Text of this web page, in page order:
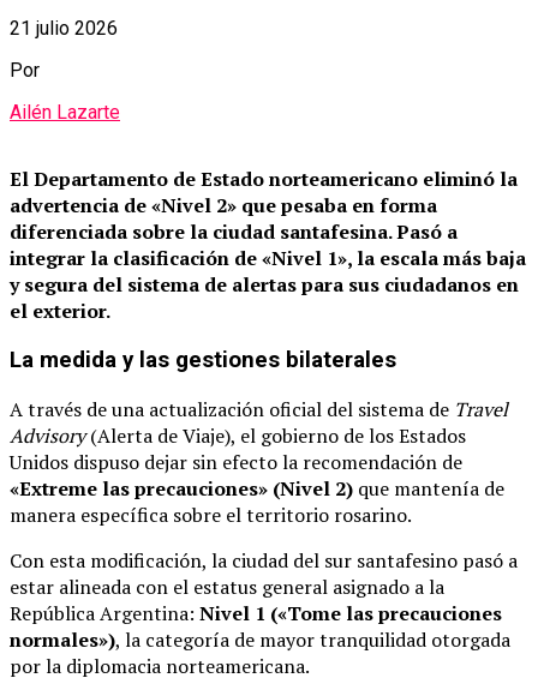
21 julio 2026
Por
Ailén Lazarte
El Departamento de Estado norteamericano eliminó la
advertencia de «Nivel 2» que pesaba en forma
diferenciada sobre la ciudad santafesina.Pasó a
integrar la clasificación de «Nivel 1», la escala más baja
y segura del sistema de alertas para sus ciudadanos en
el exterior.
La medida y las gestiones bilaterales
A través de una actualización oficial del sistema de Travel
Advisory(Alerta de Viaje), el gobierno de los Estados
Unidos dispuso dejar sin efecto la recomendación de
«Extreme las precauciones» (Nivel 2) que mantenía de
manera específica sobre el territorio rosarino.
Con esta modificación, la ciudad del sur santafesino pasó a
estar alineada con el estatus general asignado a la
República Argentina: Nivel 1 («Tome las precauciones
normales»), la categoría de mayor tranquilidad otorgada
por la diplomacia norteamericana.